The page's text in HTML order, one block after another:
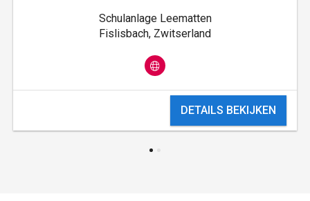
Schulanlage Leematten
Fislisbach, Zwitserland
DETAILS BEKIJKEN